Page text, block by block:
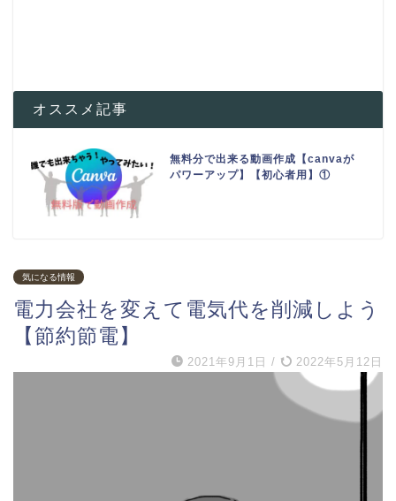
オススメ記事
無料分で出来る動画作成【canvaが
パワーアップ】【初心者用】①
気になる情報
電力会社を変えて電気代を削減しよう
【節約節電】
2021年9月1日 / 2022年5月12日